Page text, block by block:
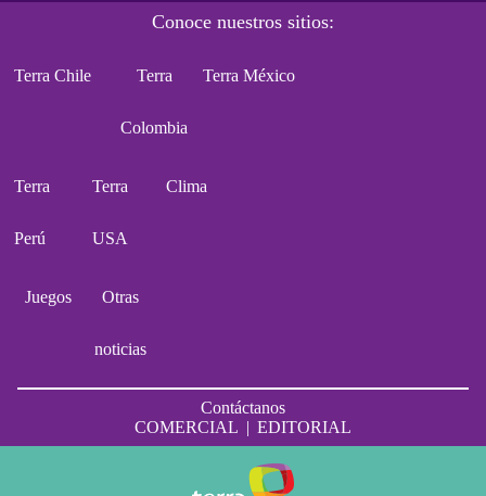
Conoce nuestros sitios:
Terra Chile Terra
Colombia
Terra México
Terra
Perú
Terra
USA
Clima
Juegos Otras
noticias
Contáctanos
COMERCIAL | EDITORIAL